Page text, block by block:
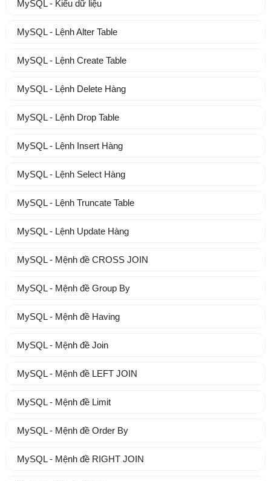
MySQL - Kiểu dữ liệu
MySQL - Lệnh Alter Table
MySQL - Lệnh Create Table
MySQL - Lệnh Delete Hàng
MySQL - Lệnh Drop Table
MySQL - Lệnh Insert Hàng
MySQL - Lệnh Select Hàng
MySQL - Lệnh Truncate Table
MySQL - Lệnh Update Hàng
MySQL - Mệnh đề CROSS JOIN
MySQL - Mệnh đề Group By
MySQL - Mệnh đề Having
MySQL - Mệnh đề Join
MySQL - Mệnh đề LEFT JOIN
MySQL - Mệnh đề Limit
MySQL - Mệnh đề Order By
MySQL - Mệnh đề RIGHT JOIN